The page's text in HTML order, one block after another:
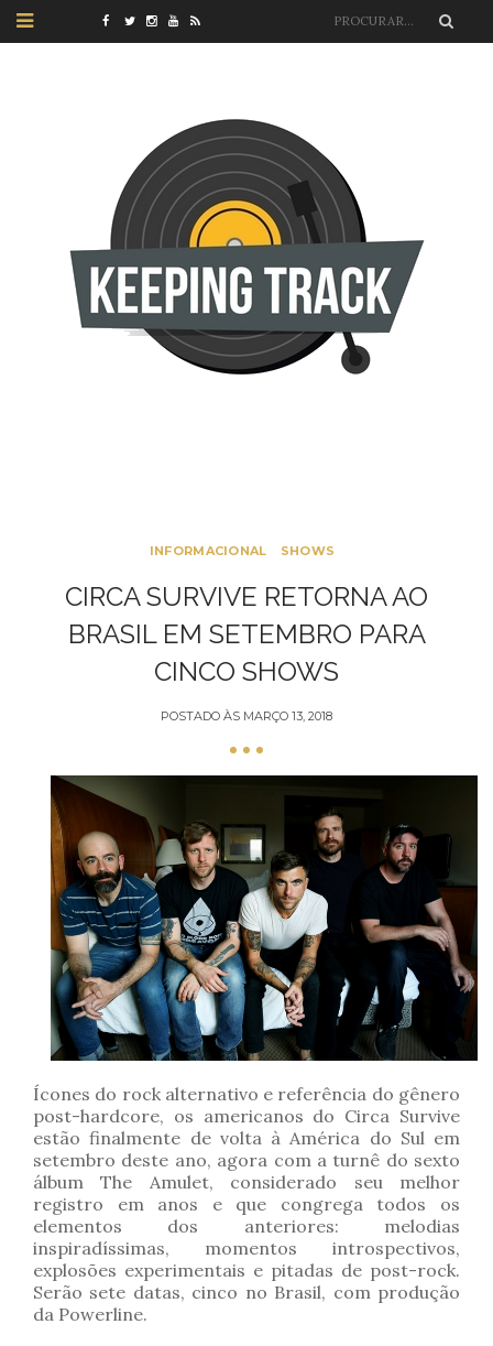
INFORMACIONAL SHOWS
CIRCA SURVIVE RETORNA AO
BRASIL EM SETEMBRO PARA
CINCO SHOWS
POSTADO ÀS MARÇO 13, 2018
Ícones do rock alternativo e referência do gênero
post-hardcore, os americanos do Circa Survive
estão finalmente de volta à América do Sul em
setembro deste ano, agora com a turnê do sexto
álbum The Amulet, considerado seu melhor
registro em anos e que congrega todos os
elementos dos anteriores: melodias
inspiradíssimas, momentos introspectivos,
explosões experimentais e pitadas de post-rock.
Serão sete datas, cinco no Brasil, com produção
da Powerline.